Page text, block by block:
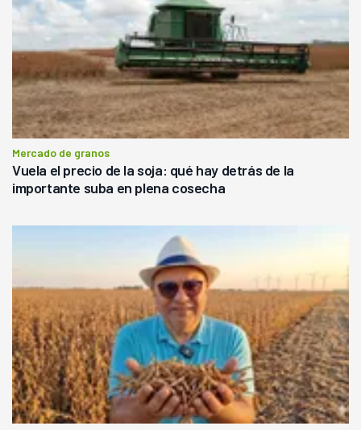
Mercado de granos
Vuela el precio de la soja: qué hay detrás de la
importante suba en plena cosecha